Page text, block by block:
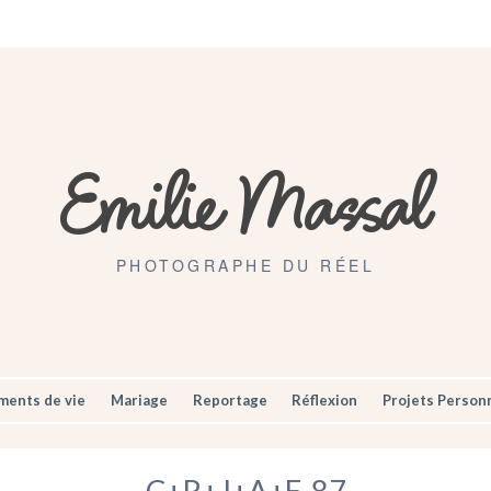
Emilie Massal
PHOTOGRAPHE DU RÉEL
de vie Mariage Reportage Réflexion Projets